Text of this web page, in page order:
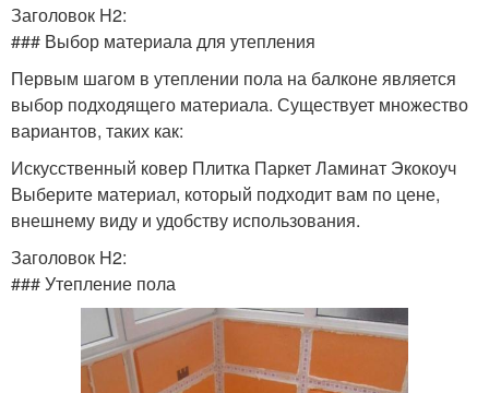
Заголовок H2:
### Выбор материала для утепления
Первым шагом в утеплении пола на балконе является
выбор подходящего материала. Существует множество
вариантов, таких как:
Искусственный ковер Плитка Паркет Ламинат Экокоуч
Выберите материал, который подходит вам по цене,
внешнему виду и удобству использования.
Заголовок H2:
### Утепление пола